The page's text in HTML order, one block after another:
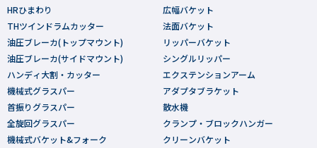
HRひまわり
THツインドラムカッター
油圧ブレーカ(トップマウント)
油圧ブレーカ(サイドマウント)
ハンディ大割・カッター
機械式グラスパー
首振りグラスパー
全旋回グラスパー
機械式バケット&フォーク
広幅バケット
法面バケット
リッパーバケット
シングルリッパー
エクステンションアーム
アダプタブラケット
散水機
クランプ・ブロックハンガー
クリーンバケット